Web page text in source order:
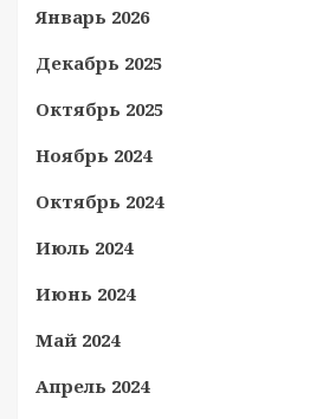
Январь 2026
Декабрь 2025
Октябрь 2025
Ноябрь 2024
Октябрь 2024
Июль 2024
Июнь 2024
Май 2024
Апрель 2024